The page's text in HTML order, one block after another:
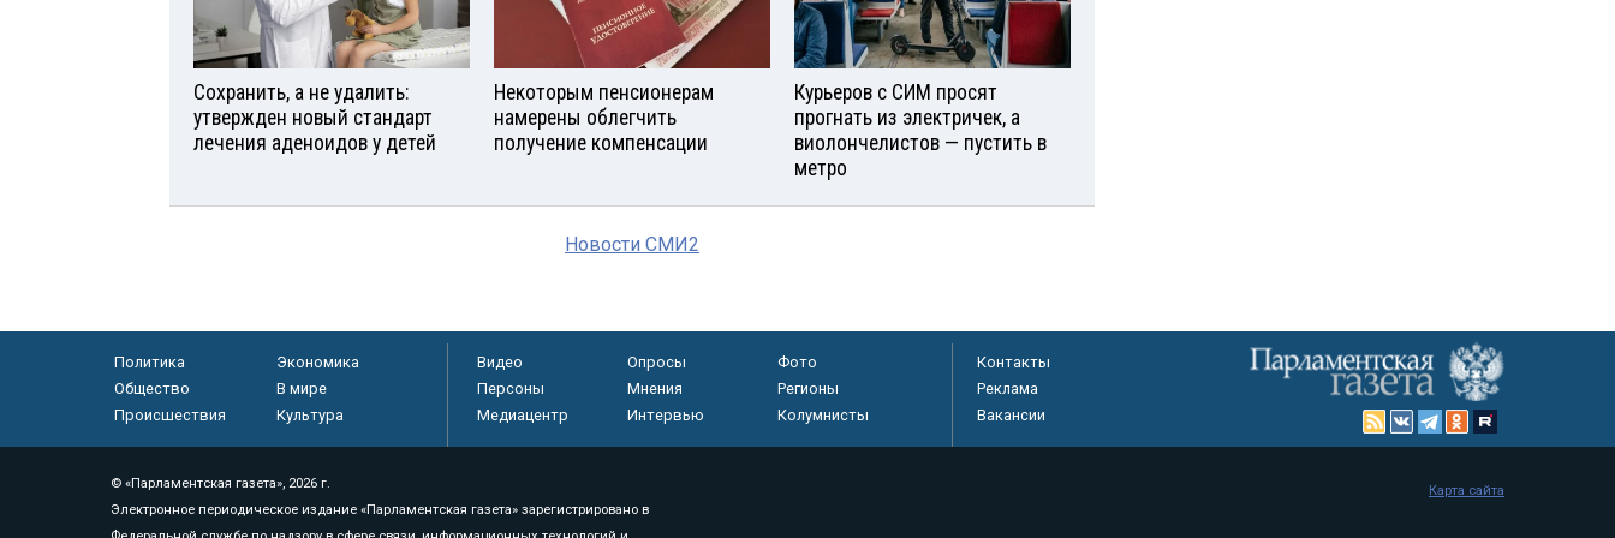
Сохранить, а не удалить:
утвержден новый стандарт
лечения аденоидов у детей
Некоторым пенсионерам
намерены облегчить
получение компенсации
Курьеров с СИМ просят
прогнать из электричек, а
виолончелистов — пустить в
метро
Новости СМИ2
Политика
Экономика
Общество
В мире
Происшествия
Культура
Видео Опросы
Фото
Персоны
Мнения
Регионы
Медиацентр
Интервью Колумнисты
Контакты
Реклама
Вакансии
© «Парламентская газета», 2026 г.
Электронное периодическое издание «Парламентская газета» зарегистрировано в
Карта сайта